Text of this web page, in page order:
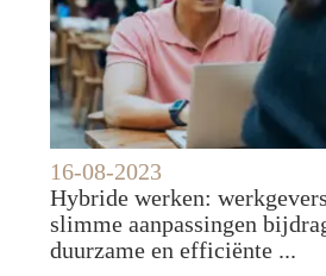
16-08-2023
Hybride werken:
slimme aanpassingen
duurzame en efficiënte ...